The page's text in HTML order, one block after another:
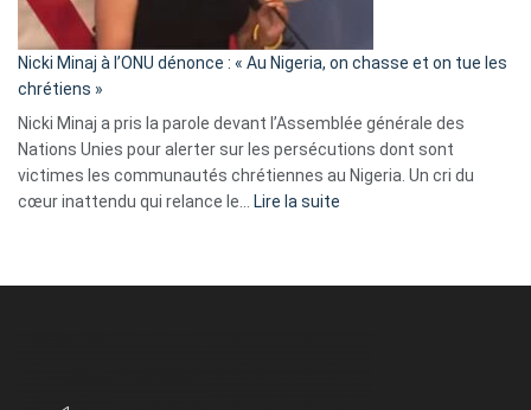
parle
ses
tripes »
Nicki Minaj à l’ONU dénonce : « Au Nigeria, on chasse et on tue les
chrétiens »
Nicki Minaj a pris la parole devant l’Assemblée générale des
Nations Unies pour alerter sur les persécutions dont sont
victimes les communautés chrétiennes au Nigeria. Un cri du
cœur inattendu qui relance le… Lire la suite